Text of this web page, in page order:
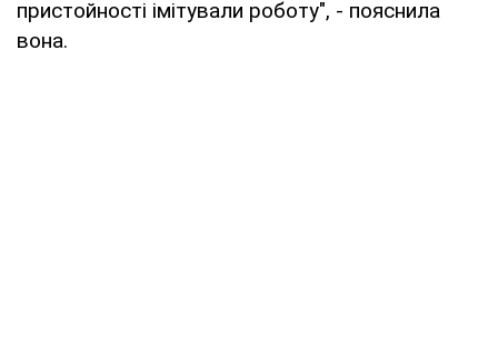
пристойності імітували роботу", - пояснила
вона.